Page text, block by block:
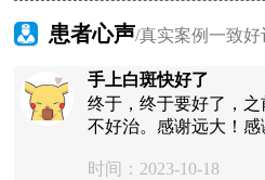
患者心声/真实案例一致好
手上白斑快好了
终于，终于要好了，
不好治。感谢远大！
时间：2023-10-18